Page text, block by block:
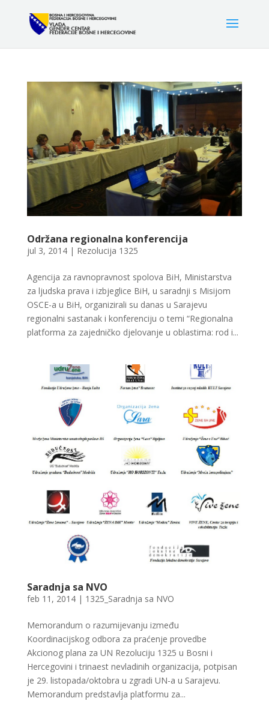
Održana regionalna konferencija
jul 3, 2014| Rezolucija 1325
Agencija za ravnopravnost spolova BiH, Ministarstva
za ljudska prava i izbjeglice BiH, u saradnji s Misijom
OSCE-a u BiH, organizirali su danas u Sarajevu
regionalni sastanak i konferenciju o temi “Regionalna
platforma za zajedničko djelovanje u oblastima: rod i...
Saradnja sa NVO
feb 11, 2014| 1325_Saradnja sa NVO
Memorandum o razumijevanju između
Koordinacijskog odbora za praćenje provedbe
Akcionog plana za UN Rezoluciju 1325 u Bosni i
Hercegovini i trinaest nevladinih organizacija, potpisan
je 29. listopada/oktobra u zgradi UN-a u Sarajevu.
Memorandum predstavlja platformu za...